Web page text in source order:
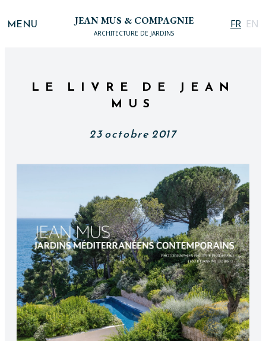
MENU JEAN MUS & COMPAGNIE
ARCHITECTURE DE JARDINS
FR EN
LE LIVRE DE JEAN
MUS
23 octobre 2017